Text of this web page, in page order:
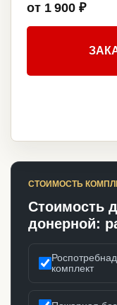
от 1 900 ₽
СТОИМОСТЬ
Стоимость
донерной:
комплект